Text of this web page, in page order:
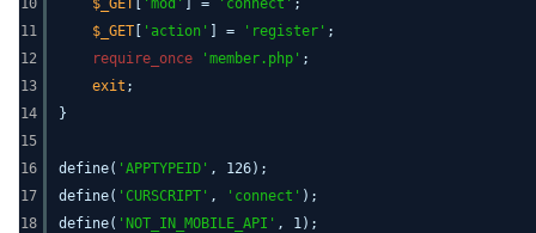
10
11
12
13
14
15
16
17
18
$_GET
'mod' ] = 'connect' ;
$_GET
'action' ] = 'register' ;
require_once
'member.php' ;
exit ;
}
define( 'APPTYPEID' , 126);
define( 'CURSCRIPT' , 'connect' );
define( 'NOT_IN_MOBILE_API' , 1);